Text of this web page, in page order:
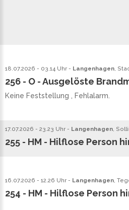
18.07.2026 - 03.14 Uhr - Langenhagen,
256 - O - Ausgelöste
Keine Feststellung , Fehlalarm.
17.07.2026 - 23.23 Uhr - Langenhagen,
255 - HM - Hilflose Person
16.07.2026 - 12.26 Uhr - Langenhagen,
254 - HM - Hilflose Person